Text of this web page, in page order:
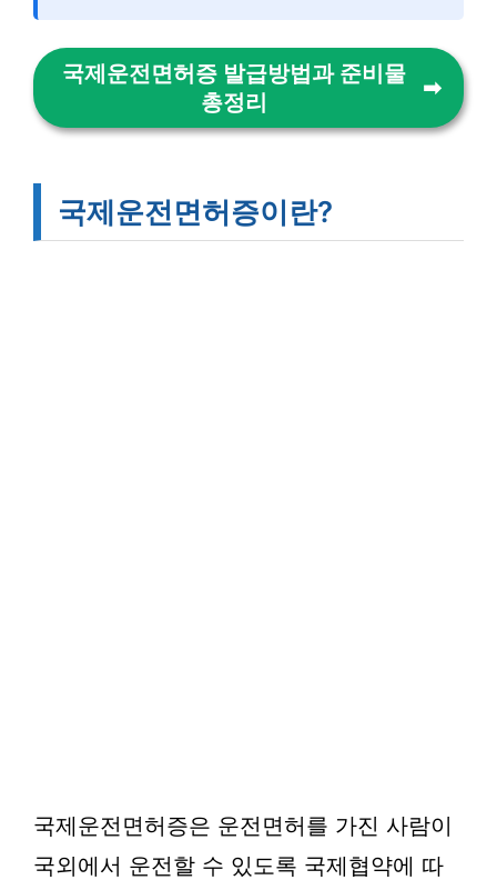
국제운전면허증 발급방법과 준비물
총정리
국제운전면허증이란?
국제운전면허증은 운전면허를 가진 사람이
국외에서 운전할 수 있도록 국제협약에 따